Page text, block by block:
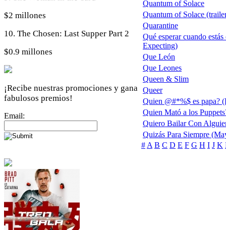
$2 millones
10. The Chosen: Last Supper Part 2
$0.9 millones
¡Recibe nuestras promociones y gana
fabulosos premios!
Email:
Quantum of Solace
Quantum of Solace
Quarantine
Qué esperar cuando
Expecting)
Que León
Que Leones
Queen & Slim
Queer
Quien @#*%$ es papa?
Quien Mató a los
Quiero Bailar Con
Quizás Para Siempre
# A B C D E F G H I J K